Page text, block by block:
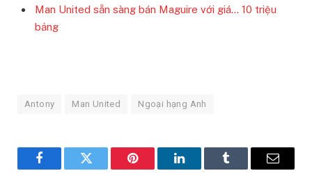
Man United sẵn sàng bán Maguire với giá… 10 triệu
bảng
Antony Man United Ngoại hạng Anh
FacebookTwitter Pinterest LinkedInTumblr Email